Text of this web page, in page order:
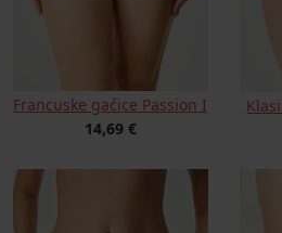
Francuske gaćice Passion I
14,69 €